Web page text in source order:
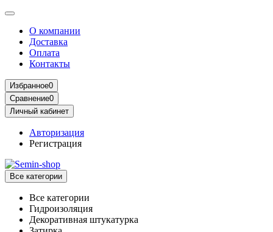
О компании
Доставка
Оплата
Контакты
Избранное0
Сравнение0
Личный кабинет
Авторизация
Регистрация
Все категории
Все категории
Гидроизоляция
Декоративная штукатурка